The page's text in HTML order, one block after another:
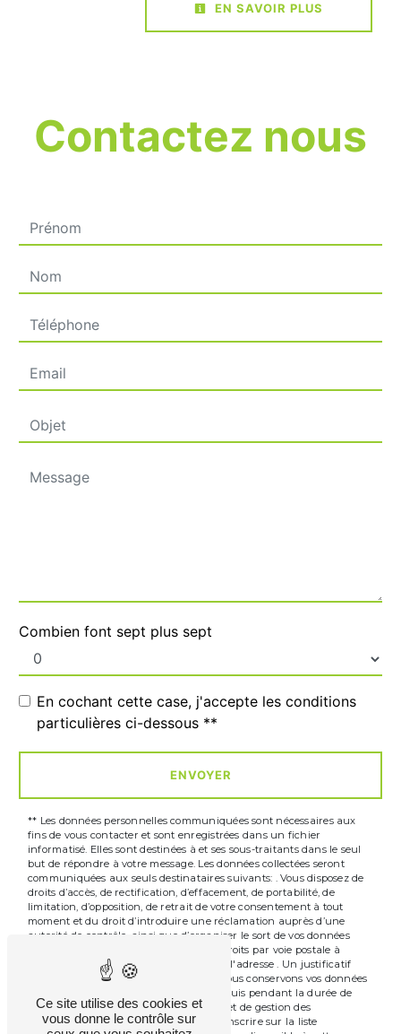
EN SAVOIR PLUS
Contactez nous
Combien font sept plus sept
En cochant cette case, j'accepte les conditions
particulières ci-dessous **
ENVOYER
** Les données personnelles communiquées sont nécessaires aux
fins de vous contacter et sont enregistrées dans un fichier
informatisé. Elles sont destinées à et ses sous-traitants dans le seul
but de répondre à votre message. Les données collectées seront
communiquées aux seuls destinataires suivants: . Vous disposez de
droits d’accès, de rectification, d’effacement, de portabilité, de
limitation, d’opposition, de retrait de votre consentement à tout
moment et du droit d’introduire une réclamation auprès d’une
autorité de contrôle, ainsi que d’organiser le sort de vos données
post-mortem. Vous pouvez exercer ces droits par voie postale à
l'adresse ou par courrier électronique à l'adresse . Un justificatif
d'identité pourra vous être demandé. Nous conservons vos données
pendant la période de prise de contact puis pendant la durée de
prescription légale aux fins probatoires et de gestion des
contentieux. Vous avez le droit de vous inscrire sur la liste
Ce site utilise des cookies et
vous donne le contrôle sur